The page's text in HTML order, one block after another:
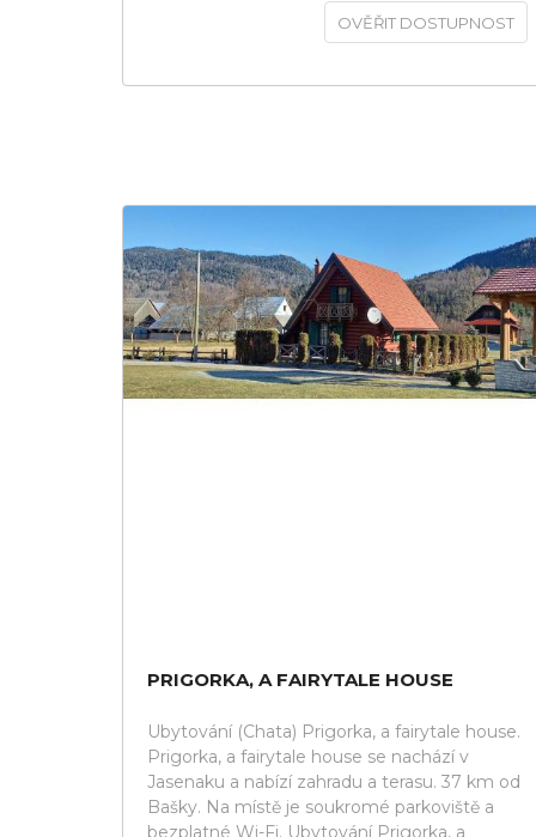
OVĚŘIT DOSTUPNOST
PRIGORKA, A FAIRYTALE HOUSE
Ubytování (Chata) Prigorka, a fairytale house.
Prigorka, a fairytale house se nachází v
Jasenaku a nabízí zahradu a terasu. 37 km od
Bašky. Na místě je soukromé parkoviště a
bezplatné Wi-Fi. Ubytování Prigorka, a